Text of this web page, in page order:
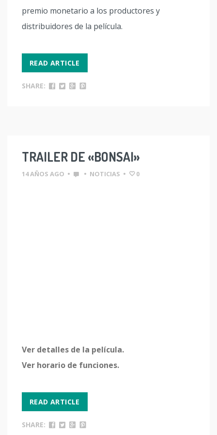
premio monetario a los productores y
distribuidores de la película.
READ ARTICLE
SHARE:
TRAILER DE «BONSAI»
14 AÑOS AGO • • NOTICIAS • 0
Ver detalles de la película.
Ver horario de funciones.
READ ARTICLE
SHARE: